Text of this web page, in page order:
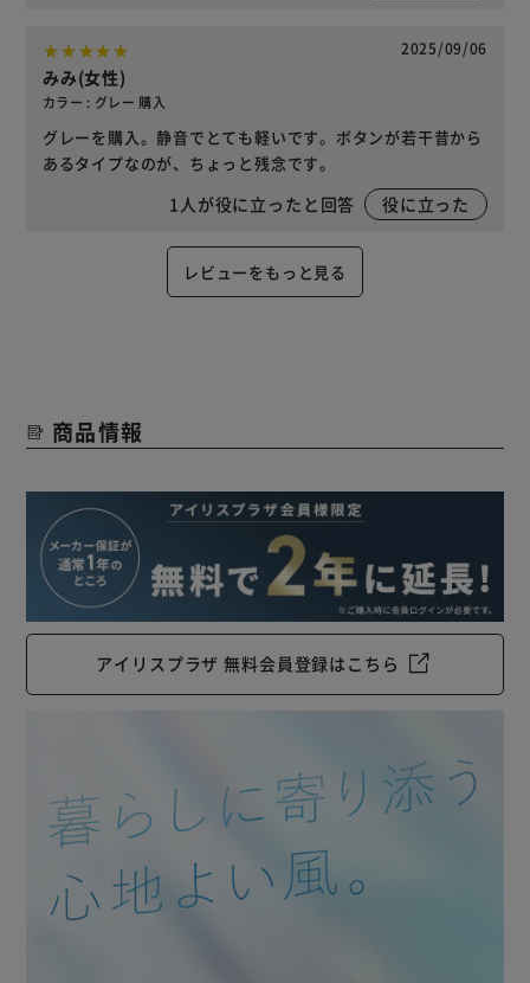
2025/09/06
みみ(女性)
カラー : グレー 購入
グレーを購入。静音でとても軽いです。ボタンが若干昔から
あるタイプなのが、ちょっと残念です。
1 人が役に立ったと回答 役に立った
レビューをもっと見る
商品情報
アイリスプラザ 無料会員登録はこちら